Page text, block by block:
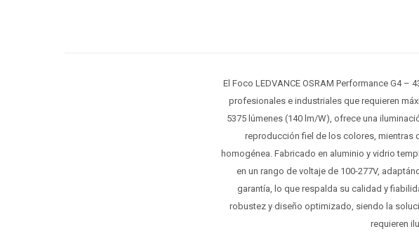
El Foco LEDVANCE OSRAM Performance G4
profesionales e industriales que requieren
5375 lúmenes (140 lm/W), ofrece una
reproducción fiel de los colores, mientras
homogénea. Fabricado en aluminio y vidrio
en un rango de voltaje de 100-277V,
garantía, lo que respalda su calidad y
robustez y diseño optimizado, siendo la
requieren